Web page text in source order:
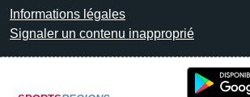
Informations légales
Signaler un contenu inapproprié